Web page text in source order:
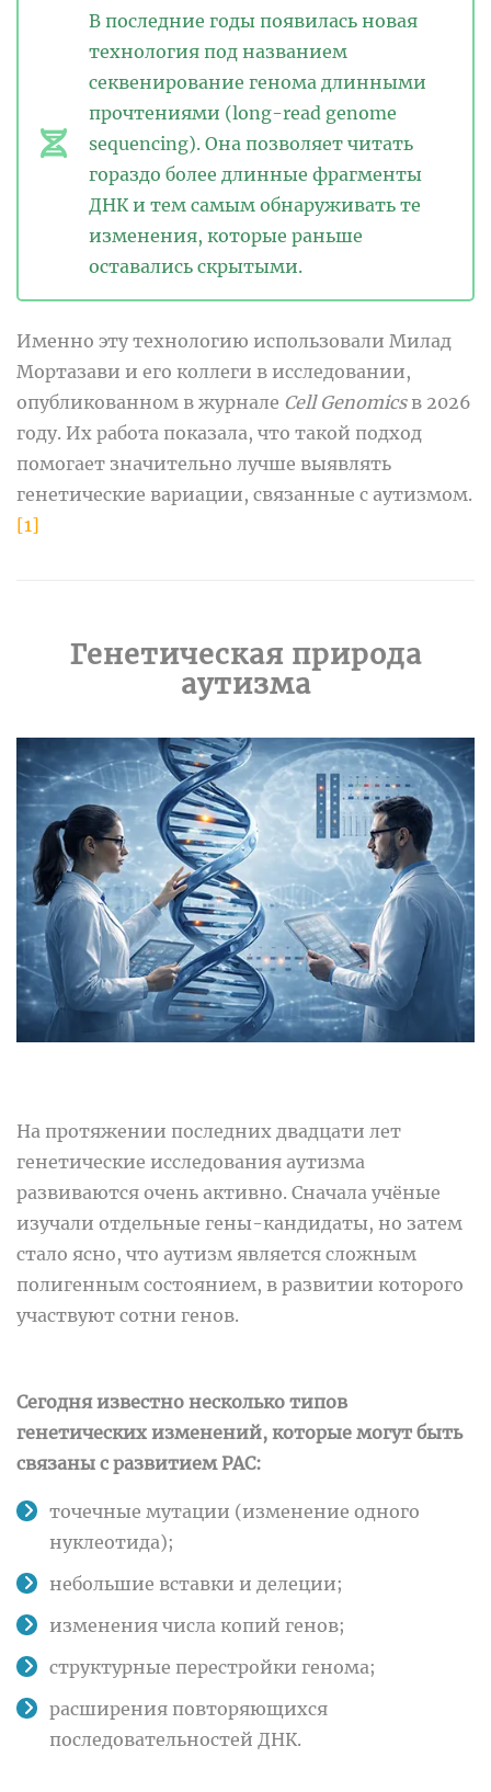
В последние годы появилась новая
технология под названием
секвенирование генома длинными
прочтениями (long-read genome
sequencing). Она позволяет читать
гораздо более длинные фрагменты
ДНК и тем самым обнаруживать те
изменения, которые раньше
оставались скрытыми.
Именно эту технологию использовали Милад
Мортазави и его коллеги в исследовании,
опубликованном в журнале Cell Genomicsв 2026
году. Их работа показала, что такой подход
помогает значительно лучше выявлять
генетические вариации, связанные с аутизмом.
[1]
Генетическая природа
аутизма
На протяжении последних двадцати лет
генетические исследования аутизма
развиваются очень активно. Сначала учёные
изучали отдельные гены-кандидаты, но затем
стало ясно, что аутизм является сложным
полигенным состоянием, в развитии которого
участвуют сотни генов.
Сегодня известно несколько типов
генетических изменений, которые могут быть
связаны с развитием РАС:
точечные мутации (изменение одного
нуклеотида);
небольшие вставки и делеции;
изменения числа копий генов;
структурные перестройки генома;
расширения повторяющихся
последовательностей ДНК.